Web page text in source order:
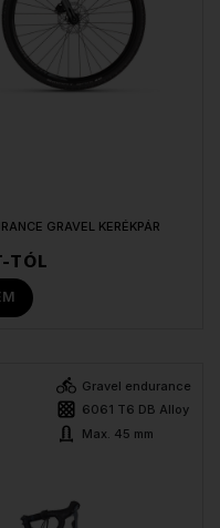
GRAVEL KERÉKPÁR
TÓL
Gravel endurance
6061 T6 DB Alloy
Max. 45 mm